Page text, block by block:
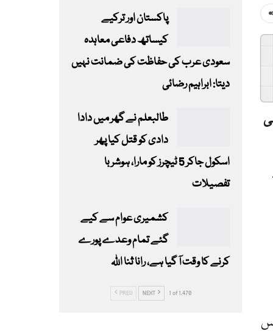
پاکستان اور ترکیے
کیساتھ دفاعی معاہدہ
سعودی عرب کی حفاظت کی ضمانت نہیں
دیتا: ابراہیم رضائی
طالبعلم نے گھر میں دادا
دادی کو قتل کیا پھر
اسکول جاکر 5 ٹیچرز کو مارا، ہوشربا
تفصیلات
کشمیری عوام سے کیے
گئے تمام وعدے پورے
کرنے کا وقت آ گیا ہے، رانا ثنا اللہ
PREV NEXT 1 of 1,470